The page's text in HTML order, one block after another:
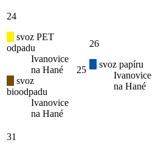
24
svoz PET
odpadu
Ivanovice
na Hané
svoz
bioodpadu
Ivanovice
na Hané
25
26
svoz papíru
Ivanovice
na Hané
31